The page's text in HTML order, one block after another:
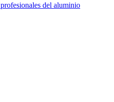
del aluminio